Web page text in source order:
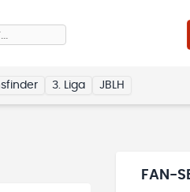
3. Liga JBLH
FAN-